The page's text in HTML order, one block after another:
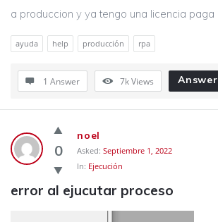
a produccion y ya tengo una licencia paga
ayuda help producción rpa
1 Answer 7kViews Answer
0
noel
Asked: Septiembre 1, 2022
In: Ejecución
error al ejucutar proceso